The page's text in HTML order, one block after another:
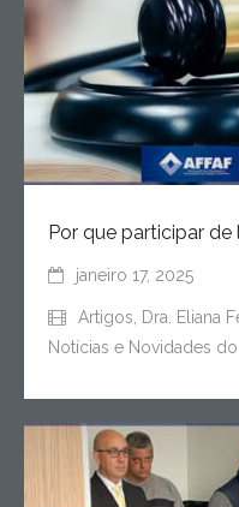
Por que participar de
janeiro 17, 2025
Artigos Dra. Eliana
Notícias e Novidades